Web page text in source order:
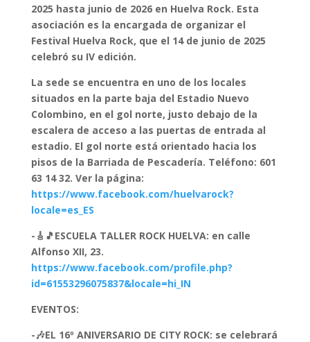
2025 hasta junio de 2026 en Huelva Rock. Esta
asociación es la encargada de organizar el
Festival Huelva Rock, que el 14 de junio de 2025
celebró su IV edición.
La sede se encuentra en uno de los locales
situados en la parte baja del Estadio Nuevo
Colombino, en el gol norte, justo debajo de la
escalera de acceso a las puertas de entrada al
estadio. El gol norte está orientado hacia los
pisos de la Barriada de Pescadería. Teléfono: 601
63 14 32. Ver la página:
https://www.facebook.com/huelvarock?
locale=es_ES
-🎸🎵ESCUELA TALLER ROCK HUELVA: en calle
Alfonso XII, 23.
https://www.facebook.com/profile.php?
id=61553296075837&locale=hi_IN
EVENTOS:
-🎶EL 16º ANIVERSARIO DE CITY ROCK: se celebrará